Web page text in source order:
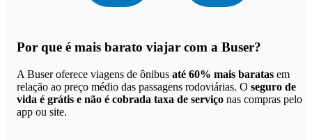
Por que é mais barato viajar com a Buser?
A Buser oferece viagens de ônibus até 60% mais baratas em
relação ao preço médio das passagens rodoviárias. O seguro de
vida é grátis e não é cobrada taxa de serviço nas compras pelo
app ou site.